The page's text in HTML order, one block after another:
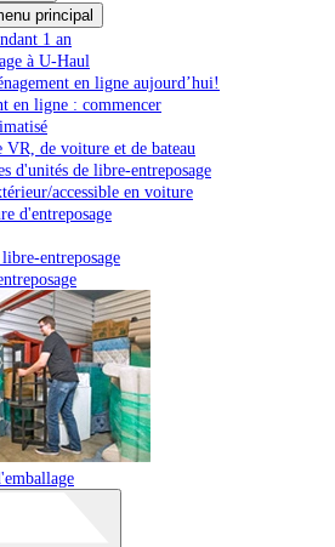
principal
1 an
à U-Haul
en ligne aujourd’hui!
en ligne : commencer
VR, de voiture et de bateau
d'unités de libre-entreposage
accessible en voiture
d'entreposage
entreposage